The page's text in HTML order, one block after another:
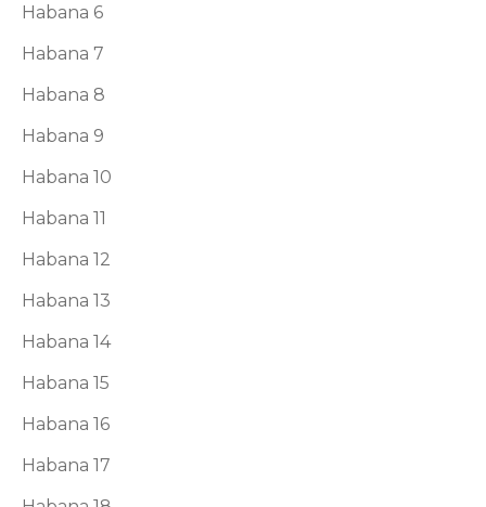
Habana 6
Habana 7
Habana 8
Habana 9
Habana 10
Habana 11
Habana 12
Habana 13
Habana 14
Habana 15
Habana 16
Habana 17